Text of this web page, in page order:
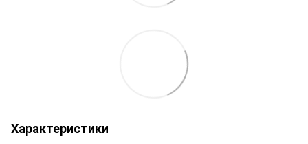
Характеристики